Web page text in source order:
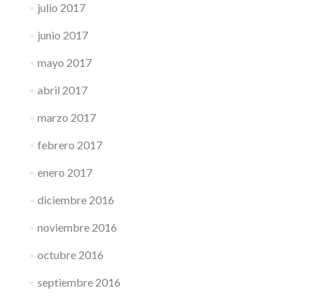
julio 2017
junio 2017
mayo 2017
abril 2017
marzo 2017
febrero 2017
enero 2017
diciembre 2016
noviembre 2016
octubre 2016
septiembre 2016